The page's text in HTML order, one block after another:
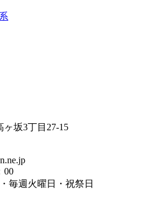
坂3丁目27‐15
00
毎週火曜日・祝祭日